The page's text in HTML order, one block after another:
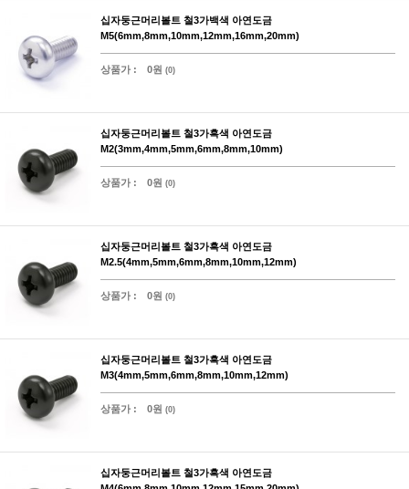
십자둥근머리볼트 철3가백색 아연도금
M5(6mm,8mm,10mm,12mm,16mm,20mm)
상품가 : 0원 (0)
십자둥근머리볼트 철3가흑색 아연도금
M2(3mm,4mm,5mm,6mm,8mm,10mm)
상품가 : 0원 (0)
십자둥근머리볼트 철3가흑색 아연도금
M2.5(4mm,5mm,6mm,8mm,10mm,12mm)
상품가 : 0원 (0)
십자둥근머리볼트 철3가흑색 아연도금
M3(4mm,5mm,6mm,8mm,10mm,12mm)
상품가 : 0원 (0)
십자둥근머리볼트 철3가흑색 아연도금